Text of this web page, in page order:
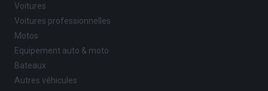
Voitures
Voitures professionnelles
Motos
Equipement auto & moto
Bateaux
Autres véhicules